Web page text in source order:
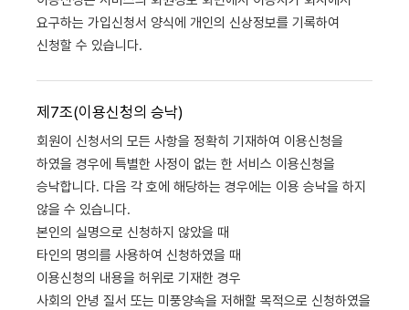
요구하는 가입신청서 양식에 개인의 신상정보를 기록하여
신청할 수 있습니다.
제7조(이용신청의 승낙)
회원이 신청서의 모든 사항을 정확히 기재하여 이용신청을
하였을 경우에 특별한 사정이 없는 한 서비스 이용신청을
승낙합니다. 다음 각 호에 해당하는 경우에는 이용 승낙을 하지
않을 수 있습니다.
본인의 실명으로 신청하지 않았을 때
타인의 명의를 사용하여 신청하였을 때
이용신청의 내용을 허위로 기재한 경우
사회의 안녕 질서 또는 미풍양속을 저해할 목적으로 신청하였을